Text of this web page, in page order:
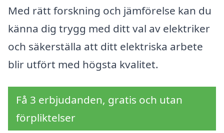
Med rätt forskning och jämförelse kan du
känna dig trygg med ditt val av elektriker
och säkerställa att ditt elektriska arbete
blir utfört med högsta kvalitet.
Få 3 erbjudanden, gratis och utan
förpliktelser